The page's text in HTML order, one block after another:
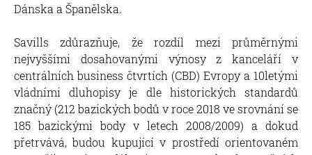
Dánska a Španělska.
Savills zdůrazňuje, že rozdíl mezi průměrnými
nejvyššími dosahovanými výnosy z kanceláří v
centrálních business čtvrtích (CBD) Evropy a 10letými
vládními dluhopisy je dle historických standardů
značný (212 bazických bodů v roce 2018 ve srovnání se
185 bazickými body v letech 2008/2009) a dokud
přetrvává, budou kupující v prostředí orientovaném